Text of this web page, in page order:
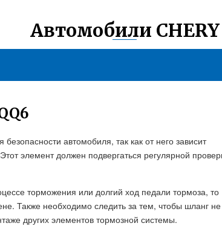
Автомобили CHERY
автомобиля, так как от него зависит
элемент должен подвергаться регулярной
торможения или долгий ход педали тормоза, то
Также необходимо следить за тем, чтобы шланг
других элементов тормозной системы.